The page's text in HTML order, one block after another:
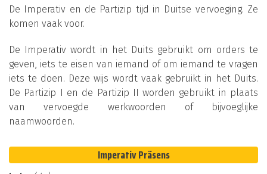
De Imperativ en de Partizip tijd in Duitse vervoeging. Ze
komen vaak voor.
De Imperativ wordt in het Duits gebruikt om orders te
geven, iets te eisen van iemand of om iemand te vragen
iets te doen. Deze wijs wordt vaak gebruikt in het Duits.
De Partizip I en de Partizip II worden gebruikt in plaats
van vervoegde werkwoorden of bijvoeglijke
naamwoorden.
Imperativ Präsens